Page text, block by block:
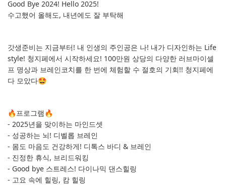
Good Bye 2024! Hello 2025!
수고했어 올해도, 내년에도 잘 부탁해
갓생준비는 지금부터! 내 인생의 주인공은 나! 내가 디자인하는 Life
style! 청지페에서 시작하세요! 100만원 상당의 다양한 러브마이셀
프 명상과 브레인코치를 한 번에 체험할 수 절호의 기회!! 청지페에
다 모았다🤩
🔥프로그램🔥
- 2025년을 맞이하는 마인드셋
- 성공하는 뇌! 디벨롭 브레인
- 몸도 마음도 건강하게! 디톡스 바디 & 브레인
- 진정한 휴식, 브리드워킹
- Good bye 스트레스! 다이나믹 댄스힐링
- 고요 속에 힐링, 캄 힐링